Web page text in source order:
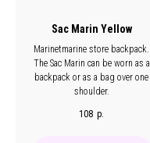
Sac Marin Yellow
Marinetmarine store backpack.
The Sac Marin can be worn as a
backpack or as a bag over one
shoulder.
108 р.